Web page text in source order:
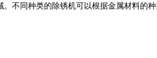
不同种类的除锈机可以根据金属材料的